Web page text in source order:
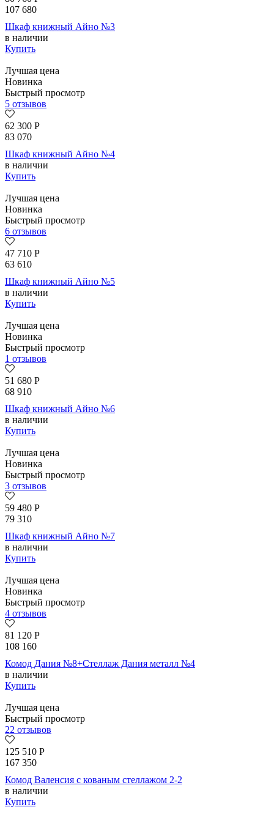
107 680
Шкаф книжный Айно №3
в наличии
Купить
Лучшая цена
Новинка
Быстрый просмотр
5 отзывов
62 300 Р
83 070
Шкаф книжный Айно №4
в наличии
Купить
Лучшая цена
Новинка
Быстрый просмотр
6 отзывов
47 710 Р
63 610
Шкаф книжный Айно №5
в наличии
Купить
Лучшая цена
Новинка
Быстрый просмотр
1 отзывов
51 680 Р
68 910
Шкаф книжный Айно №6
в наличии
Купить
Лучшая цена
Новинка
Быстрый просмотр
3 отзывов
59 480 Р
79 310
Шкаф книжный Айно №7
в наличии
Купить
Лучшая цена
Новинка
Быстрый просмотр
4 отзывов
81 120 Р
108 160
Комод Дания №8+Стеллаж Дания металл №4
в наличии
Купить
Лучшая цена
Быстрый просмотр
22 отзывов
125 510 Р
167 350
Комод Валенсия с кованым стеллажом 2-2
в наличии
Купить